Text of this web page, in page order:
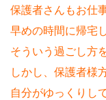
保護者さんもお仕
早めの時間に帰宅
そういう過ごし方
しかし、保護者様
自分がゆっくりし